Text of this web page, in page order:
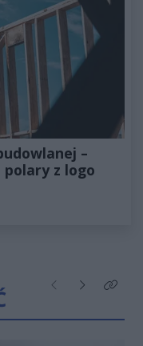
–
z logo
Poprzednie
NastępneKliknij